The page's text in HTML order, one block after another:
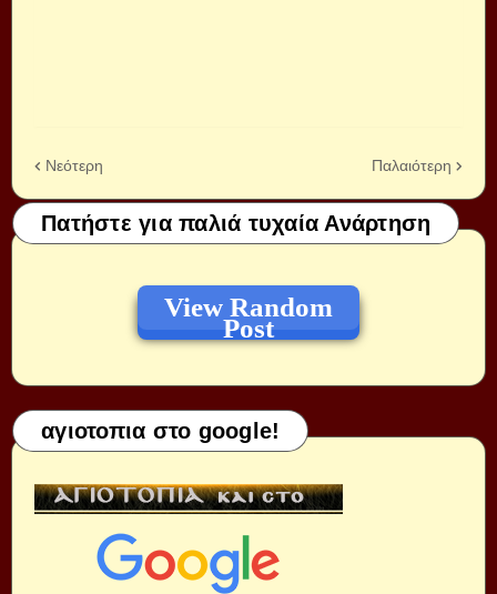
Νεότερη Παλαιότερη
Πατήστε για παλιά τυχαία Ανάρτηση
View Random
Post
αγιοτοπια στο google!